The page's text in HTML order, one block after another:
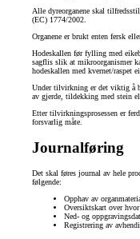
Alle dyreorganene skal
(EC) 1774/2002.
Organene er brukt enten fersk
Hodeskallen før fylling med
sagflis slik at mikroorganismer
hodeskallen med kvernet/raspet
Under tilvirkning er det viktig å
av gjerde, tildekking med stein
Etter tilvirkningsprosessen er
forsvarlig måte.
Journalføring
Det skal føres journal av hele
følgende:
Opphav av
Oversiktskart over hvor
Ned- og
Registrering av